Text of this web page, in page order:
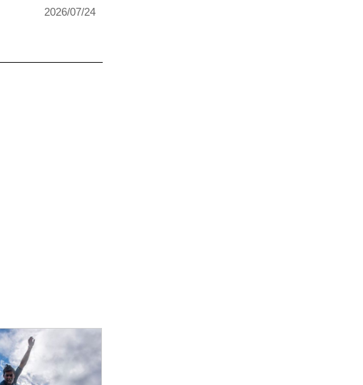
2026/07/24